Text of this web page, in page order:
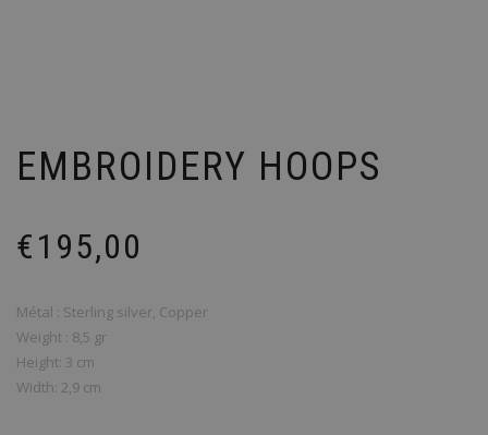
EMBROIDERY HOOPS
€195,00
Métal : Sterling silver, Copper
Weight : 8,5 gr
Height: 3 cm
Width: 2,9 cm